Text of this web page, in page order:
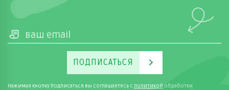
ПОДПИСАТЬСЯ
Нажимая кнопку Подписаться вы соглашаетесь с политикой обработки